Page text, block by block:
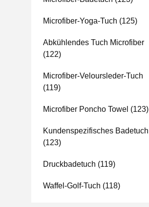
Microfiber-Yoga-Tuch (125)
Abkühlendes Tuch Microfiber
(122)
Microfiber-Veloursleder-Tuch
(119)
Microfiber Poncho Towel (123)
Kundenspezifisches Badetuch
(123)
Druckbadetuch (119)
Waffel-Golf-Tuch (118)